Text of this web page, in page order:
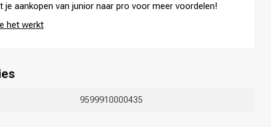
je aankopen van junior naar pro voor meer voordelen!
het werkt
9599910000435